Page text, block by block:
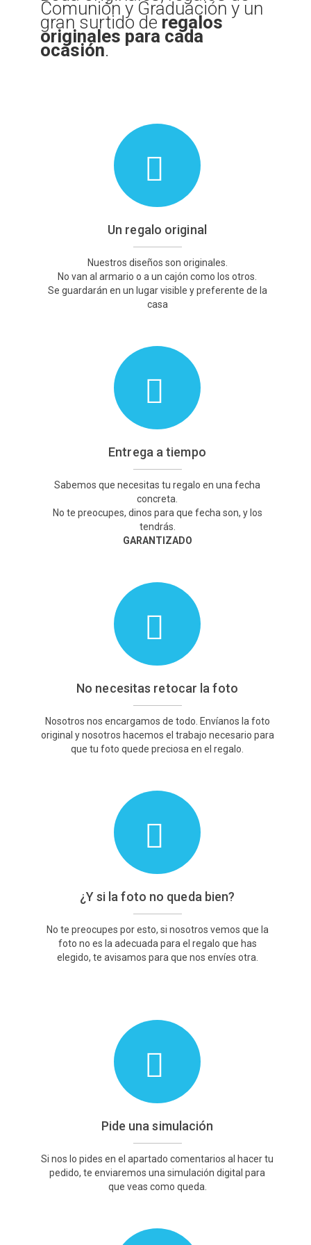
Preguntas Frecuentes sobre Caretas Personalizadas
con Foto
SOBRE NOSOTROS
Comunión y Graduación y un
gran surtido de regalos
originales para cada
ocasión.
Un regalo original
Nuestros diseños son originales.
No van al armario o a un cajón como los otros.
Se guardarán en un lugar visible y preferente de la
casa
Entrega a tiempo
Sabemos que necesitas tu regalo en una fecha
concreta.
No te preocupes, dinos para que fecha son, y los
tendrás.
GARANTIZADO
No necesitas retocar la foto
Nosotros nos encargamos de todo. Envíanos la foto
original y nosotros hacemos el trabajo necesario para
que tu foto quede preciosa en el regalo.
¿Y si la foto no queda bien?
No te preocupes por esto, si nosotros vemos que la
foto no es la adecuada para el regalo que has
elegido, te avisamos para que nos envíes otra.
Pide una simulación
Si nos lo pides en el apartado comentarios al hacer tu
pedido, te enviaremos una simulación digital para
que veas como queda.